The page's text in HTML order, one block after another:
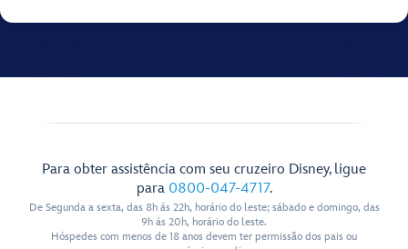
Para obter assistência com seu cruzeiro Disney, ligue
para 0800-047-4717.
De Segunda a sexta, das 8h ás 22h, horário do leste; sábado e domingo, das
9h ás 20h, horário do leste.
Hóspedes com menos de 18 anos devem ter permissão dos pais ou